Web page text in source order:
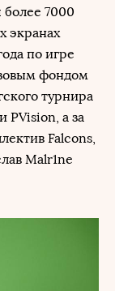
более 7000
экранах
по игре
фондом
турнира
PVision, а за
Falcons,
Malr1ne